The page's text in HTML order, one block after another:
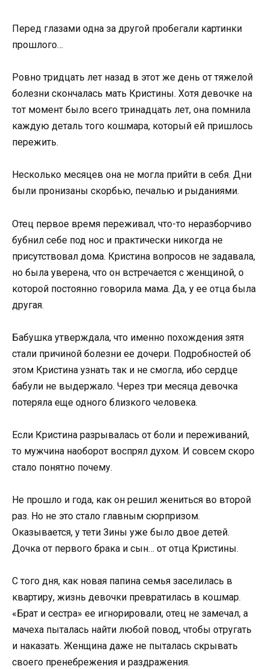
Перед глазами одна за другой пробегали картинки
прошлого…
Ровно тридцать лет назад в этот же день от тяжелой
болезни скончалась мать Кристины. Хотя девочке на
тот момент было всего тринадцать лет, она помнила
каждую деталь того кошмара, который ей пришлось
пережить.
Несколько месяцев она не могла прийти в себя. Дни
были пронизаны скорбью, печалью и рыданиями.
Отец первое время переживал, что-то неразборчиво
бубнил себе под нос и практически никогда не
присутствовал дома. Кристина вопросов не задавала,
но была уверена, что он встречается с женщиной, о
которой постоянно говорила мама. Да, у ее отца была
другая.
Бабушка утверждала, что именно похождения зятя
стали причиной болезни ее дочери. Подробностей об
этом Кристина узнать так и не смогла, ибо сердце
бабули не выдержало. Через три месяца девочка
потеряла еще одного близкого человека.
Если Кристина разрывалась от боли и переживаний,
то мужчина наоборот воспрял духом. И совсем скоро
стало понятно почему.
Не прошло и года, как он решил жениться во второй
раз. Но не это стало главным сюрпризом.
Оказывается, у тети Зины уже было двое детей.
Дочка от первого брака и сын… от отца Кристины.
С того дня, как новая папина семья заселилась в
квартиру, жизнь девочки превратилась в кошмар.
«Брат и сестра» ее игнорировали, отец не замечал, а
мачеха пыталась найти любой повод, чтобы отругать
и наказать. Женщина даже не пыталась скрывать
своего пренебрежения и раздражения.